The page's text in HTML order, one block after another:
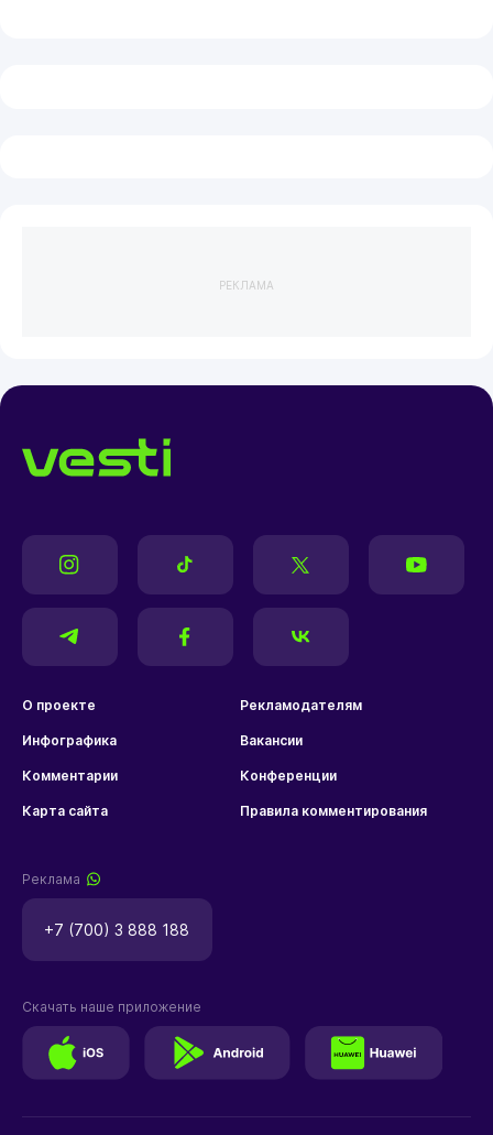
РЕКЛАМА
О проекте Рекламодателям
Инфографика Вакансии
Комментарии Конференции
Карта сайта Правила комментирования
Реклама
+7 (700) 3 888 188
Скачать наше приложение